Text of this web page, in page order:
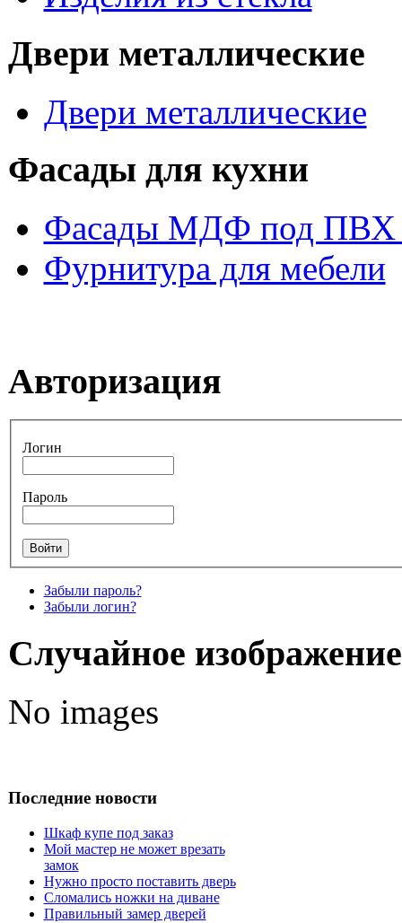
Двери металлические
Двери металлические
Фасады для кухни
Фасады МДФ под ПВХ
Фурнитура для мебели
Авторизация
Логин
Пароль
Забыли пароль?
Забыли логин?
Случайное изображение
No images
Последние новости
Шкаф купе под заказ
Мой мастер не может врезать
замок
Нужно просто поставить дверь
Сломались ножки на диване
Правильный замер дверей